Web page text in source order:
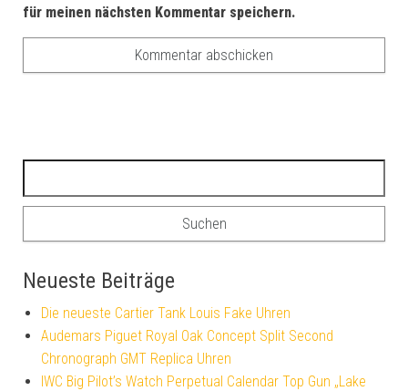
für meinen nächsten Kommentar speichern.
Neueste Beiträge
Die neueste Cartier Tank Louis Fake Uhren
Audemars Piguet Royal Oak Concept Split Second
Chronograph GMT Replica Uhren
IWC Big Pilot’s Watch Perpetual Calendar Top Gun „Lake